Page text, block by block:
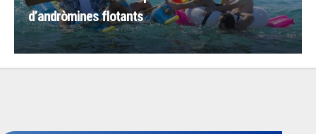
d’andròmines flotants